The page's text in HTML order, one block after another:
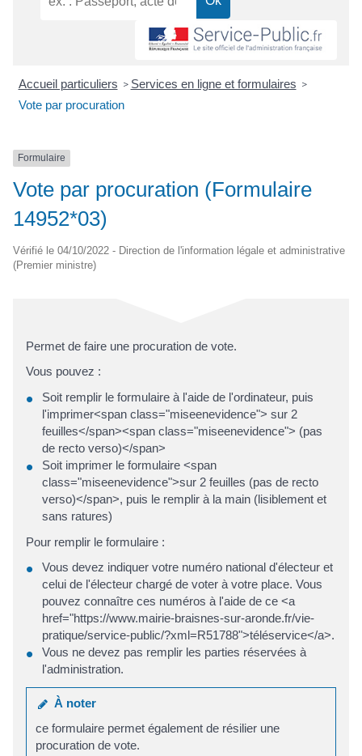
Accueil particuliers > Services en ligne et formulaires >
Vote par procuration
Formulaire
Vote par procuration (Formulaire
14952*03)
Vérifié le 04/10/2022 - Direction de l'information légale et administrative
(Premier ministre)
Permet de faire une procuration de vote.
Vous pouvez :
Soit remplir le formulaire à l'aide de l'ordinateur, puis
l'imprimer<span class="miseenevidence"> sur 2
feuilles</span><span class="miseenevidence"> (pas
de recto verso)</span>
Soit imprimer le formulaire <span
class="miseenevidence">sur 2 feuilles (pas de recto
verso)</span>, puis le remplir à la main (lisiblement et
sans ratures)
Pour remplir le formulaire :
Vous devez indiquer votre numéro national d'électeur et
celui de l'électeur chargé de voter à votre place. Vous
pouvez connaître ces numéros à l'aide de ce <a
href="https://www.mairie-braisnes-sur-aronde.fr/vie-
pratique/service-public/?xml=R51788">téléservice</a>.
Vous ne devez pas remplir les parties réservées à
l'administration.
À noter
ce formulaire permet également de résilier une
procuration de vote.